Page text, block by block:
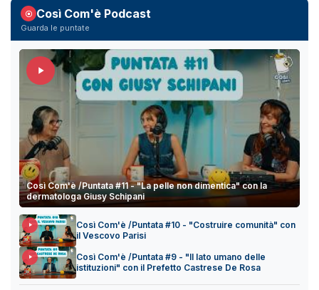
Così Com'è Podcast
Guarda le puntate
Così Com'è /Puntata #11 - "La pelle non dimentica" con la
dermatologa Giusy Schipani
Così Com'è /Puntata #10 - "Costruire comunità" con
il Vescovo Parisi
Così Com'è /Puntata #9 - "Il lato umano delle
istituzioni" con il Prefetto Castrese De Rosa